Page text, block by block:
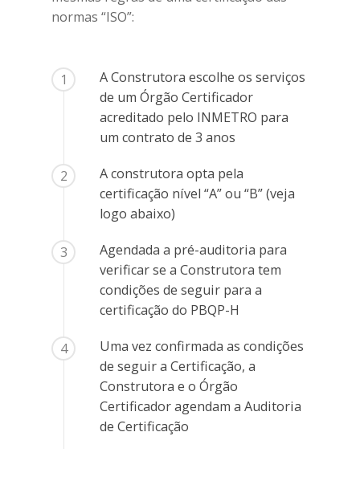
normas “ISO”:
1
A Construtora escolhe os serviços
de um Órgão Certificador
acreditado pelo INMETRO para
um contrato de 3 anos
2
A construtora opta pela
certificação nível “A” ou “B” (veja
logo abaixo)
3
Agendada a pré-auditoria para
verificar se a Construtora tem
condições de seguir para a
certificação do PBQP-H
4
Uma vez confirmada as condições
de seguir a Certificação, a
Construtora e o Órgão
Certificador agendam a Auditoria
de Certificação